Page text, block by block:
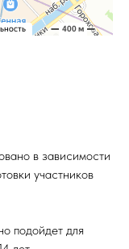
в зависимости
участников
подойдет для